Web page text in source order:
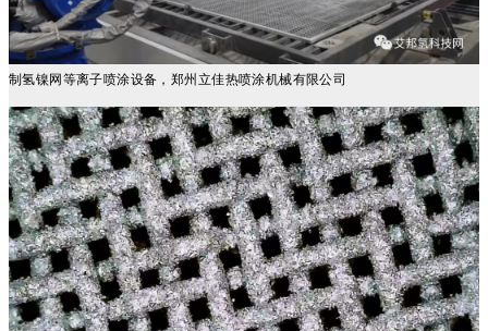
制氢镍网等离子喷涂设备，郑州立佳热喷涂机械有限公司